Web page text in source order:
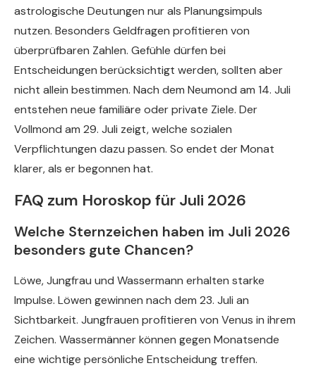
astrologische Deutungen nur als Planungsimpuls
nutzen. Besonders Geldfragen profitieren von
überprüfbaren Zahlen. Gefühle dürfen bei
Entscheidungen berücksichtigt werden, sollten aber
nicht allein bestimmen. Nach dem Neumond am 14. Juli
entstehen neue familiäre oder private Ziele. Der
Vollmond am 29. Juli zeigt, welche sozialen
Verpflichtungen dazu passen. So endet der Monat
klarer, als er begonnen hat.
FAQ zum Horoskop für Juli 2026
Welche Sternzeichen haben im Juli 2026
besonders gute Chancen?
Löwe, Jungfrau und Wassermann erhalten starke
Impulse. Löwen gewinnen nach dem 23. Juli an
Sichtbarkeit. Jungfrauen profitieren von Venus in ihrem
Zeichen. Wassermänner können gegen Monatsende
eine wichtige persönliche Entscheidung treffen.